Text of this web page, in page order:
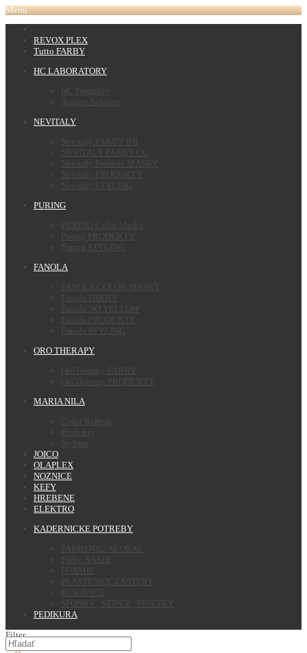
Menu
REVOX PLEX
Tutto FARBY
HC LABORATORY
HC Produkty
Argane Achinae
NEVITALY
Nevitaly FARBY BB
NEVITALY FARBY CC
Nevitaly Farebné MASKY
Nevitaly PRODUKTY
Nevitaly STYLING
PURING
PURING Color Masky
Puring PRODUKTY
Puring STYLING
FANOLA
FANOLA COLOR MASKY
Fanola FARBY
Fanola NO YELLOW
Fanola PRODUKTY
Fanola STYLING
ORO THERAPY
OroTherapy FARBY
OroTherapy PRODUKTY
MARIA NILA
Color Refresh
Produkty
Styling
JOICO
OLAPLEX
NOZNICE
KEFY
HREBENE
ELEKTRO
KADERNICKE POTREBY
FARBENIE/ ALOBAL
Farby NASHI
FOAMIE
PLASTENKY, ZASTERY
RUKAVICE
SPONKY , STIPCE , PINETKY
PEDIKURA
Filter